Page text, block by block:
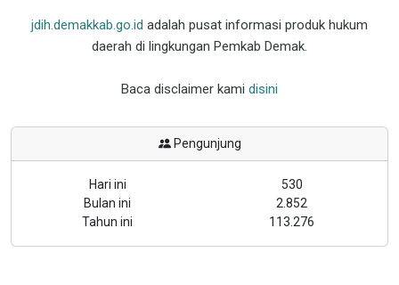
jdih.demakkab.go.id adalah pusat informasi produk hukum
daerah di lingkungan Pemkab Demak.
Baca disclaimer kami disini
Pengunjung
Hari ini
530
Bulan ini
2.852
Tahun ini
113.276